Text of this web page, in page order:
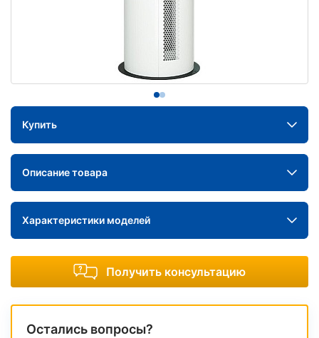
Купить
Описание товара
Характеристики моделей
Получить консультацию
Остались вопросы?